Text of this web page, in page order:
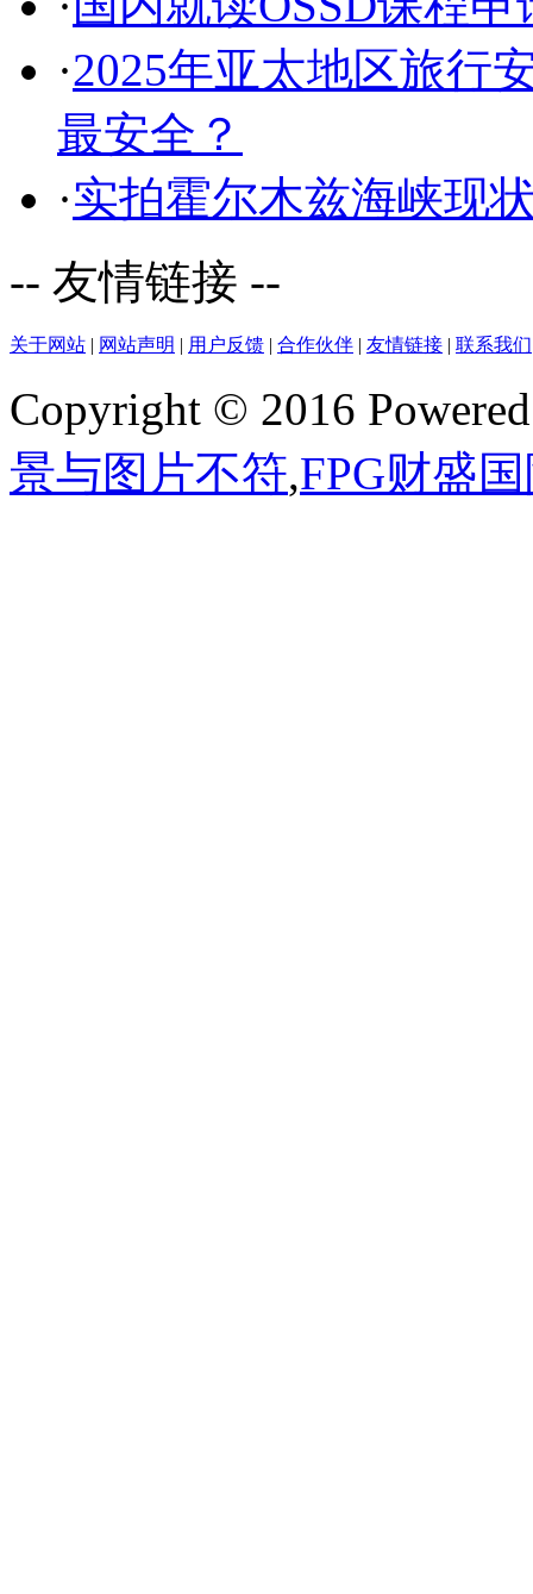
·2025年亚太地区旅行
最安全？
·实拍霍尔木兹海峡现
-- 友情链接 --
关于网站 | 网站声明 | 用户反馈 | 合作伙伴 | 友情链接 | 联系我们
Copyright © 2016
景与图片不符,FPG财盛